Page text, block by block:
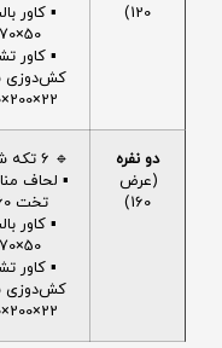
120)
▪️ کاور
50×70
▪️ کاور
کش‌دوزی
22×200×120
دو نفره
(عرض
160)
🔹 6 تکه شامل:
▪️ لحاف
تخت 160
▪️ کاور
50×70
▪️ کاور
کش‌دوزی
22×200×160